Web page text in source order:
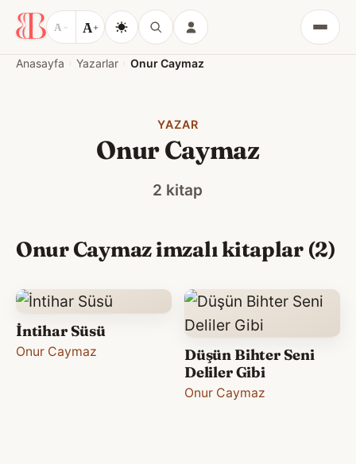
A − A+
Menü
Anasayfa Yazarlar Onur Caymaz
YAZAR
Onur Caymaz
2 kitap
Onur Caymaz imzalı kitaplar (2)
İntihar Süsü
Onur Caymaz
Düşün Bihter Seni
Deliler Gibi
Onur Caymaz